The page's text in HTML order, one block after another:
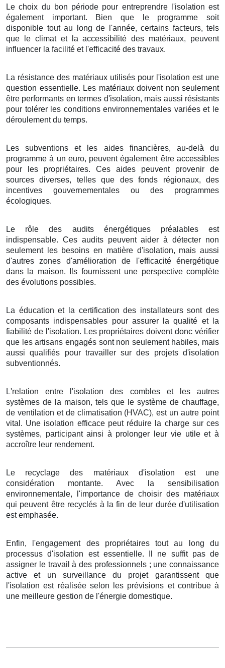
Le choix du bon période pour entreprendre l'isolation est
également important. Bien que le programme soit
disponible tout au long de l'année, certains facteurs, tels
que le climat et la accessibilité des matériaux, peuvent
influencer la facilité et l'efficacité des travaux.
La résistance des matériaux utilisés pour l'isolation est une
question essentielle. Les matériaux doivent non seulement
être performants en termes d'isolation, mais aussi résistants
pour tolérer les conditions environnementales variées et le
déroulement du temps.
Les subventions et les aides financières, au-delà du
programme à un euro, peuvent également être accessibles
pour les propriétaires. Ces aides peuvent provenir de
sources diverses, telles que des fonds régionaux, des
incentives gouvernementales ou des programmes
écologiques.
Le rôle des audits énergétiques préalables est
indispensable. Ces audits peuvent aider à détecter non
seulement les besoins en matière d'isolation, mais aussi
d'autres zones d'amélioration de l'efficacité énergétique
dans la maison. Ils fournissent une perspective complète
des évolutions possibles.
La éducation et la certification des installateurs sont des
composants indispensables pour assurer la qualité et la
fiabilité de l'isolation. Les propriétaires doivent donc vérifier
que les artisans engagés sont non seulement habiles, mais
aussi qualifiés pour travailler sur des projets d'isolation
subventionnés.
L'relation entre l'isolation des combles et les autres
systèmes de la maison, tels que le système de chauffage,
de ventilation et de climatisation (HVAC), est un autre point
vital. Une isolation efficace peut réduire la charge sur ces
systèmes, participant ainsi à prolonger leur vie utile et à
accroître leur rendement.
Le recyclage des matériaux d'isolation est une
considération montante. Avec la sensibilisation
environnementale, l'importance de choisir des matériaux
qui peuvent être recyclés à la fin de leur durée d'utilisation
est emphasée.
Enfin, l'engagement des propriétaires tout au long du
processus d'isolation est essentielle. Il ne suffit pas de
assigner le travail à des professionnels ; une connaissance
active et un surveillance du projet garantissent que
l'isolation est réalisée selon les prévisions et contribue à
une meilleure gestion de l'énergie domestique.